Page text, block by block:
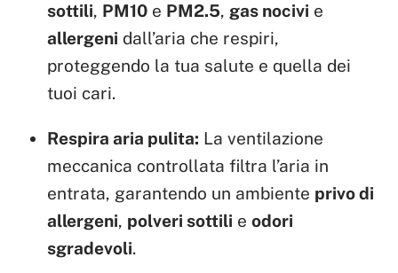
sottili, PM10 e PM2.5, gas nocivi e
allergeni dall’aria che respiri,
proteggendo la tua salute e quella dei
tuoi cari.
Respira aria pulita: La ventilazione
meccanica controllata filtra l’aria in
entrata, garantendo un ambiente privo di
allergeni, polveri sottili eodori
sgradevoli.